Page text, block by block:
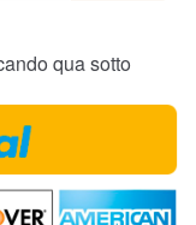
qua sotto